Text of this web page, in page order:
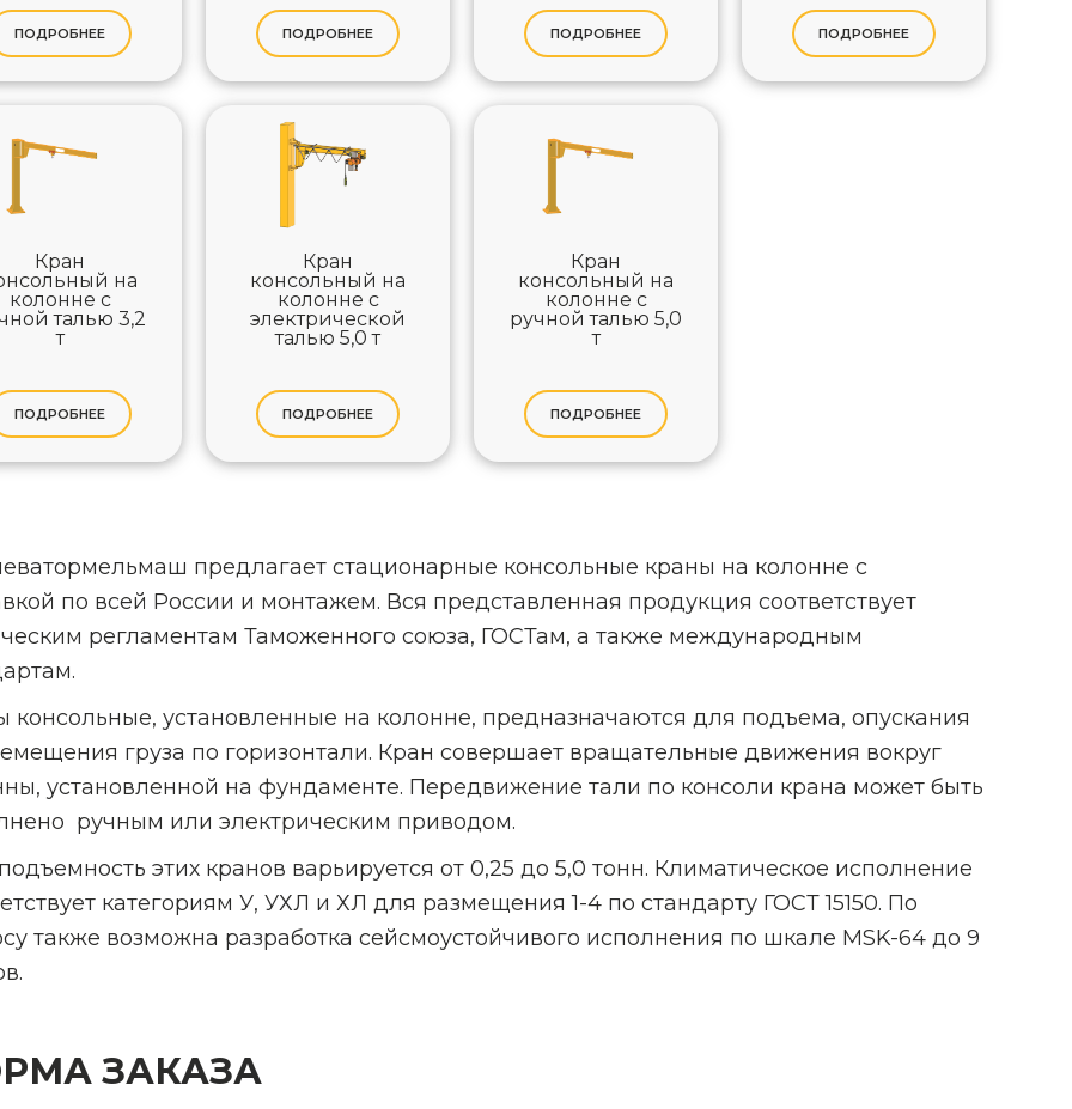
ПОДРОБНЕЕ ПОДРОБНЕЕ ПОДРОБНЕЕ ПОДРОБНЕЕ
Кран
на
колонне с
талью 3,2
т
ПОДРОБНЕЕ
Кран
консольный на
колонне с
электрической
талью 5,0 т
ПОДРОБНЕЕ
Кран
консольный на
колонне с
ручной талью 5,0
т
ПОДРОБНЕЕ
предлагает стационарные консольные краны на колонне с
по всей России и монтажем. Вся представленная продукция соответствует
регламентам Таможенного союза, ГОСТам, а также международным
консольные, установленные на колонне, предназначаются для подъема, опускания
груза по горизонтали. Кран совершает вращательные движения вокруг
установленной на фундаменте. Передвижение тали по консоли крана может быть
ручным или электрическим приводом.
этих кранов варьируется от 0,25 до 5,0 тонн. Климатическое исполнение
категориям У, УХЛ и ХЛ для размещения 1-4 по стандарту ГОСТ 15150. По
также возможна разработка сейсмоустойчивого исполнения по шкале MSK-64 до 9
ЗАКАЗА